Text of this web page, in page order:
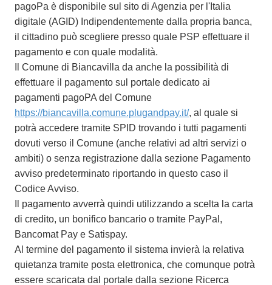
pagoPa è disponibile sul sito di Agenzia per l'Italia
digitale (AGID) Indipendentemente dalla propria banca,
il cittadino può scegliere presso quale PSP effettuare il
pagamento e con quale modalità.
Il Comune di Biancavilla da anche la possibilità di
effettuare il pagamento sul portale dedicato ai
pagamenti pagoPA del Comune
https://biancavilla.comune.plugandpay.it/, al quale si
potrà accedere tramite SPID trovando i tutti pagamenti
dovuti verso il Comune (anche relativi ad altri servizi o
ambiti) o senza registrazione dalla sezione Pagamento
avviso predeterminato riportando in questo caso il
Codice Avviso.
Il pagamento avverrà quindi utilizzando a scelta la carta
di credito, un bonifico bancario o tramite PayPal,
Bancomat Pay e Satispay.
Al termine del pagamento il sistema invierà la relativa
quietanza tramite posta elettronica, che comunque potrà
essere scaricata dal portale dalla sezione Ricerca